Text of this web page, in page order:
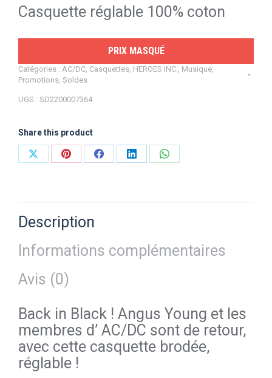
Casquette réglable 100% coton
PRIX MASQUÉ
Catégories : AC/DC Casquettes HEROES INC. Musique
Promotions Soldes
UGS : SD2200007364
Share this product
PartagerPartagerPartagerPartagerPartager
Description
Informations complémentaires
Avis (0)
Back in Black ! Angus Young et les
membres d’ AC/DC sont de retour,
avec cette casquette brodée,
réglable !